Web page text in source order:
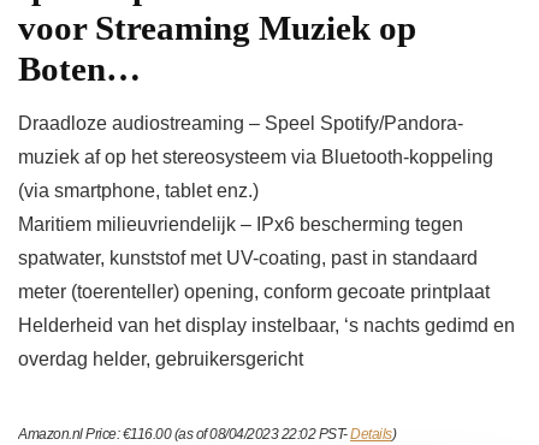
voor Streaming Muziek op
Boten…
Draadloze audiostreaming – Speel Spotify/Pandora-
muziek af op het stereosysteem via Bluetooth-koppeling
(via smartphone, tablet enz.)
Maritiem milieuvriendelijk – IPx6 bescherming tegen
spatwater, kunststof met UV-coating, past in standaard
meter (toerenteller) opening, conform gecoate printplaat
Helderheid van het display instelbaar, ‘s nachts gedimd en
overdag helder, gebruikersgericht
Amazon.nl Price:€116.00(as of 08/04/2023 22:02 PST-Details)